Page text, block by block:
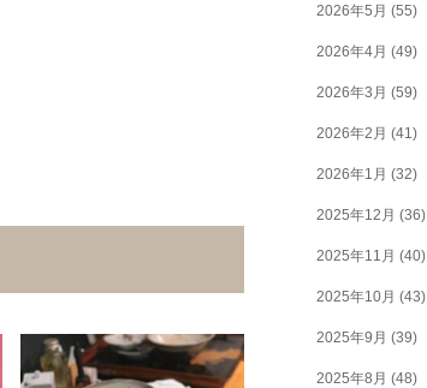
2026年5月 (55)
2026年4月 (49)
2026年3月 (59)
2026年2月 (41)
2026年1月 (32)
2025年12月 (36)
2025年11月 (40)
2025年10月 (43)
2025年9月 (39)
2025年8月 (48)